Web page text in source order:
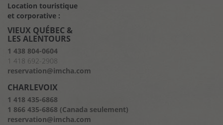
Location touristique
et corporative :
VIEUX QUÉBEC &
LES ALENTOURS
1 438 804-0604
1 418 692-2908
reservation@imcha.com
CHARLEVOIX
1 418 435-6868
1 866 435-6868 (Canada seulement)
reservation@imcha.com